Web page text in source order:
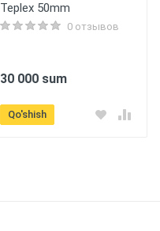
Teplex 50mm
0 отзывов
30 000 sum
Qo'shish